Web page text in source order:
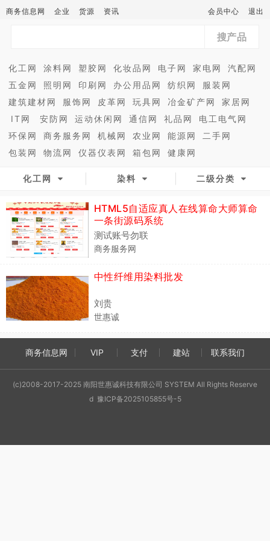
商务信息网 企业 货源 资讯 会员中心 退出
搜产品
化工网 涂料网 塑胶网 化妆品网 电子网 家电网
汽配网
五金网
照明网 印刷网 办公用品网 纺织网
服装网
建筑建材网
服饰网 皮革网 玩具网 冶金矿产网
家居网
IT网
安防网 运动休闲网 通信网 礼品网
电工电气网
环保网
商务服务网 机械网 农业网 能源网
二手网
包装网
物流网 仪器仪表网 箱包网 健康网
化工网 染料 二级分类
HTML5自适应真人在线算命大师算命
一条街源码系统
测试账号勿联
商务服务网
中性纤维用染料批发
刘贵
世惠诚
商务信息网 VIP 支付 建站 联系我们
(c)2008-2017-2025 南阳世惠诚科技有限公司 SYSTEM All Rights Reserve
d 豫ICP备2025105855号-5